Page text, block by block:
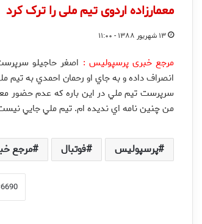
معمارزاده اردوی تیم ملی را ترک کرد
۱۳ شهریور ۱۳۸۸ - ۱۱:۰۰
مرجع خبری پرسپولیس : اصغر حاجيلو
انصراف داده و به جاي او رحمان احمدي به تيم
سرپرست تيم ملي در اين باره كه عدم حضور
من چنين نامه اي نديده ام. تيم ملي جايي نيست
پرسپولیس فوتبال مرجع